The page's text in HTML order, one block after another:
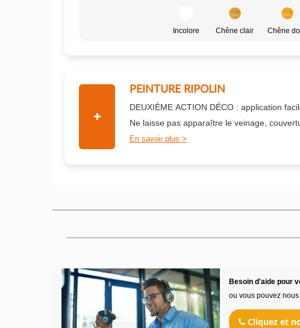
Incolore Chêne clair Chêne
PEINTURE RIPOLIN
DEUXIÈME ACTION DÉCO : application
Ne laisse pas apparaître le veinage,
En savoir plus
Besoin d'aide pour
ou vous pouvez
Cliquez et